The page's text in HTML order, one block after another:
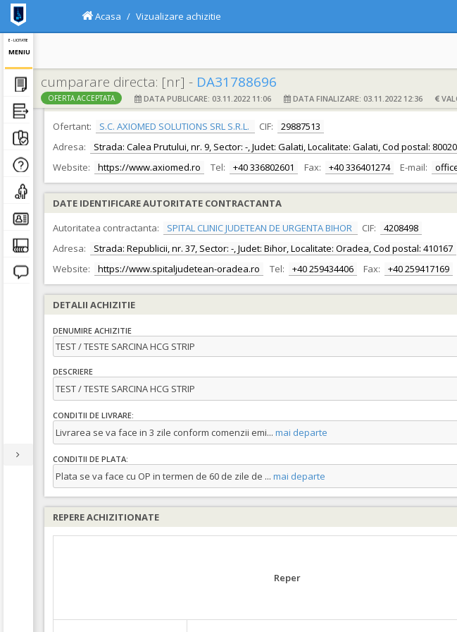
E - LICITATIE
MENIU
Acasa Vizualizare achizitie
cumparare directa: [nr] - DA31788696
OFERTA ACCEPTATA DATA PUBLICARE: 03.11.2022 11:06 DATA FINALIZARE: 03.11.2022 12:36
DATE IDENTIFICARE OFERTANT
Ofertant:
S.C. AXIOMED SOLUTIONS SRL S.R.L. CIF:
29887513
Adresa:
Strada: Calea Prutului, nr. 9, Sector: -, Judet: Galati, Localitate: Galati, Cod postal:
Website:
https://www.axiomed.ro Tel: +40 336802601 Fax: +40 336401274 E-mail:
DATE IDENTIFICARE AUTORITATE CONTRACTANTA
Autoritatea contractanta:
SPITAL CLINIC JUDETEAN DE URGENTA BIHOR CIF:
4208498
Adresa:
Strada: Republicii, nr. 37, Sector: -, Judet: Bihor, Localitate: Oradea, Cod postal: 410167
Website:
https://www.spitaljudetean-oradea.ro Tel: +40 259434406 Fax: +40 259417169
DETALII ACHIZITIE
DENUMIRE ACHIZITIE
TEST / TESTE SARCINA HCG STRIP
DESCRIERE
TEST / TESTE SARCINA HCG STRIP
CONDITII DE LIVRARE:
Livrarea se va face in 3 zile conform comenzii emi... mai departe
CONDITII DE PLATA:
Plata se va face cu OP in termen de 60 de zile de ... mai departe
REPERE ACHIZITIONATE
Reper